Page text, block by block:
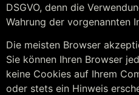
DSGVO, denn die
Wahrung der vorgenannten
Die meisten Browser
Sie können Ihren Browser
keine Cookies auf Ihrem
oder stets ein Hinweis